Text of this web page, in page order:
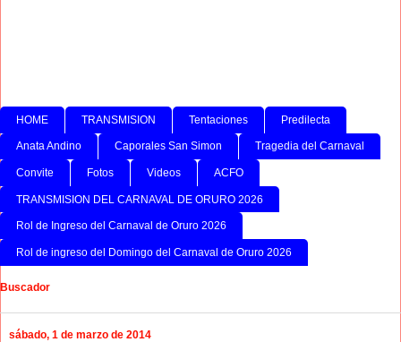
HOME TRANSMISION Tentaciones Predilecta
Anata Andino Caporales San Simon Tragedia del Carnaval
Convite Fotos Videos ACFO
TRANSMISION DEL CARNAVAL DE ORURO 2026
Rol de Ingreso del Carnaval de Oruro 2026
Rol de ingreso del Domingo del Carnaval de Oruro 2026
Buscador
sábado, 1 de marzo de 2014